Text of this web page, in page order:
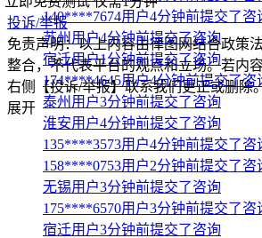
投诉/举报
免责声明：以上内容由律图网结合政策
整合，不代表平台的观点和立场。若内
右侧【投诉/举报】联系我们更正或删除
展开
140****7674用户4分钟前提交了咨
苏州用户4分钟前提交了咨询
宿迁用户1分钟前提交了咨询
174****4645用户4分钟前提交了咨
泰州用户3分钟前提交了咨询
淮安用户4分钟前提交了咨询
135****3573用户4分钟前提交了咨
158****0753用户2分钟前提交了咨
无锡用户3分钟前提交了咨询
175****6570用户3分钟前提交了咨
宿迁用户3分钟前提交了咨询